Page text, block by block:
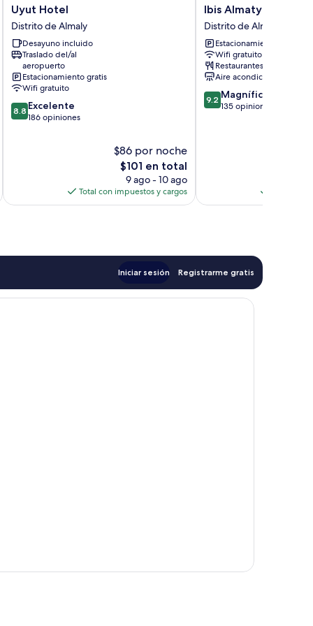
Uyut
Hotel
Distrito
de
Almaly
Uyut Hotel
Distrito de Almaly
Desayuno incluido
Traslado del/al
aeropuerto
Estacionamiento gratis
Wifi gratuito
8.8
de
8.8 Excelente
186 opiniones
$86 por noche
El
precio
actual
es
$101 en total
9 ago - 10 ago
Total con impuestos y cargos
Ibis
Almaty
Jetisu
Distrito
de
Almaly
Ibis Almaty Jetisu
Distrito de Almaly
Estacionamiento gratis
Wifi gratuito
Restaurantes
Aire acondicionado
9.2
de
9.2 Magnífico
135 opiniones
Iniciar sesión Registrarme gratis